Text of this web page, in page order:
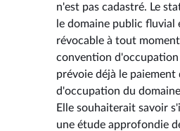
n'est pas cadastré. Le
le domaine public fluvial
révocable à tout
convention
prévoie déjà le paiement
d'occupation du
Elle souhaiterait savoir
une étude approfondie